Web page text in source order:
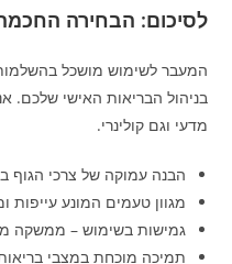
לסיכום: הבחירה
המעבר לשימוש מושכל
בניהול הבריאות האישי שלכם.
מדעי וגם קולינרי.
הבנה עמוקה של צרכי הגוף
מגוון טעמים המונע
גמישות בשימוש – ממשקה
תמיכה מוכחת במצבי